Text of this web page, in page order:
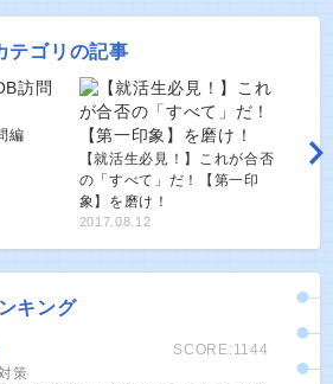
テゴリの記事
編
【就活生必見！】これが合否
の「すべて」だ！【第一印
象】を磨け！
2017.08.12
キング
SCORE:1144
策